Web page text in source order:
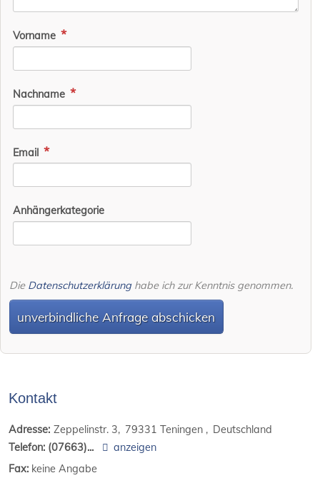
Vorname
Nachname
Email
Anhängerkategorie
Die Datenschutzerklärunghabe ich zur Kenntnis genommen.
unverbindliche Anfrage abschicken
Kontakt
Adresse: Zeppelinstr. 3 79331 Teningen
Deutschland
Telefon: (07663)...
anzeigen
Fax: keine Angabe